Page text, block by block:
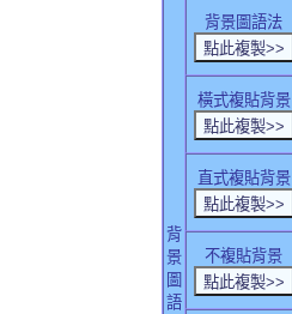
背
景
圖
語
背景圖語法
橫式複貼背景
直式複貼背景
不複貼背景